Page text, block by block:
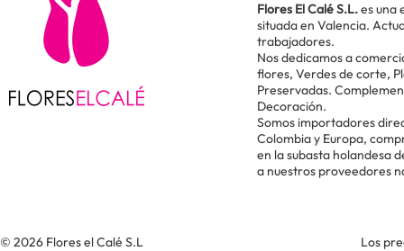
Flores El Calé S.L.es una
situada en Valencia.
trabajadores.
Nos dedicamos a
flores, Verdes de corte,
Preservadas.
Decoración.
Somos importadores
Colombia y Europa,
en la subasta holandesa
a nuestros proveedores
© 2026 Flores el Calé S.L Los